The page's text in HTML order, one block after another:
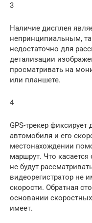
3
Наличие дисплея
непринципиальным,
недостаточно для
детализации
просматривать на
или планшете.
4
GPS-трекер
автомобиля и его
местонахождении
маршрут. Что
не будут
видеорегистратор не
скорости. Обратная
основании
имеет.